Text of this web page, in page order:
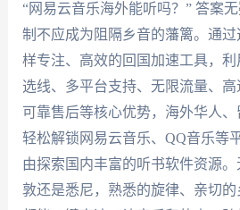
“网易云音乐海外能听吗？” 答案
制不应成为阻隔乡音的藩篱。通过
样专注、高效的回国加速工具，
选线、多平台支持、无限流量、
可靠售后等核心优势，海外华人
轻松解锁网易云音乐、QQ音乐等
由探索国内丰富的听书软件资源
敦还是悉尼，熟悉的旋律、亲切的